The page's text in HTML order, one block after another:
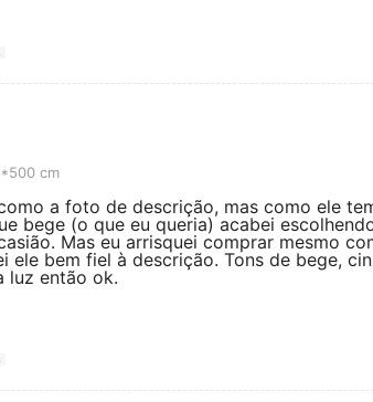
cm
a foto de descrição, mas como ele
bege (o que eu queria) acabei
Mas eu arrisquei comprar mesmo
ele bem fiel à descrição. Tons de bege,
luz então ok.